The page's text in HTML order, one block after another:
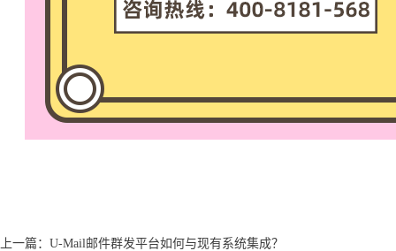
上一篇： U-Mail邮件群发平台如何与现有系统集成？